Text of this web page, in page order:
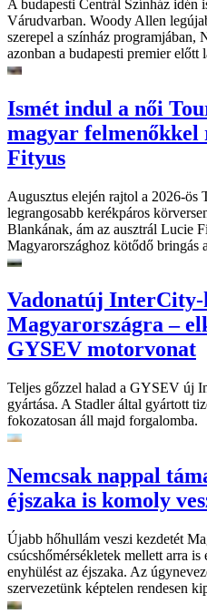
A budapesti Centrál Színház idén
Várudvarban. Woody Allen
szerepel a színház programjában,
azonban a budapesti premier előtt
Ismét indul a női
magyar felmenőkkel
Fityus
Augusztus elején rajtol a 2026-ös
legrangosabb kerékpáros
Blankának, ám az ausztrál Lucie
Magyarországhoz kötődő bringás
Vadonatúj
Magyarországra –
GYSEV motorvonat
Teljes gőzzel halad a GYSEV új
gyártása. A Stadler által gyártott
fokozatosan áll majd forgalomba.
Nemcsak nappal
éjszaka is komoly
Újabb hőhullám veszi kezdetét
csúcshőmérsékletek mellett arra
enyhülést az éjszaka. Az
szervezetünk képtelen rendesen